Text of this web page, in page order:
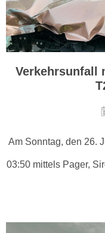
Verkehrsunfall
Am Sonntag, den 26.
03:50 mittels Pager,